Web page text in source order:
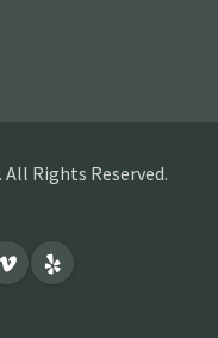
Rights Reserved.